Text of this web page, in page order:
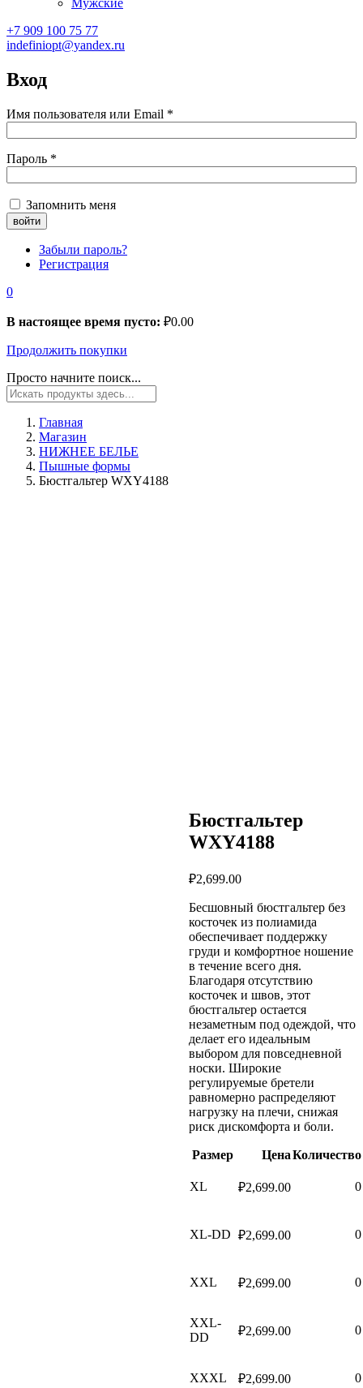
Мужские
+7 909 100 75 77
indefiniopt@yandex.ru
Вход
Имя пользователя или Email *
Пароль *
Запомнить меня
Забыли пароль?
Регистрация
0
В настоящее время пусто: ₽0.00
Продолжить покупки
Просто начните поиск...
Главная
Магазин
НИЖНЕЕ БЕЛЬЕ
Пышные формы
Бюстгальтер WXY4188
Бюстгальтер
WXY4188
₽2,699.00
Бесшовный бюстгальтер без
косточек из полиамида
обеспечивает поддержку
груди и комфортное ношение
в течение всего дня.
Благодаря отсутствию
косточек и швов, этот
бюстгальтер остается
незаметным под одеждой, что
делает его идеальным
выбором для повседневной
носки. Широкие
регулируемые бретели
равномерно распределяют
нагрузку на плечи, снижая
риск дискомфорта и боли.
Размер ЦенаКоличество
XL ₽2,699.00 0
XL-DD ₽2,699.00 0
XXL ₽2,699.00 0
XXL-
DD
₽2,699.00 0
XXXL ₽2,699.00 0